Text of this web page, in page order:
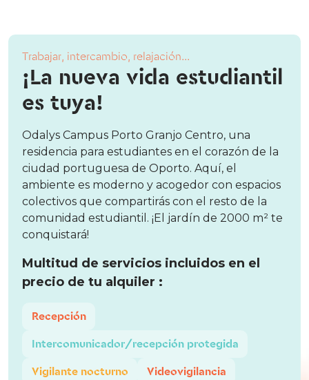
Trabajar, intercambio, relajación...
¡La nueva vida estudiantil
es tuya!
Odalys Campus Porto Granjo Centro, una
residencia para estudiantes en el corazón de la
ciudad portuguesa de Oporto. Aquí, el
ambiente es moderno y acogedor con espacios
colectivos que compartirás con el resto de la
comunidad estudiantil. ¡El jardín de 2000 m² te
conquistará!
Multitud de servicios incluidos en el
precio de tu alquiler :
Recepción
Intercomunicador/recepción protegida
Vigilante nocturno
Videovigilancia